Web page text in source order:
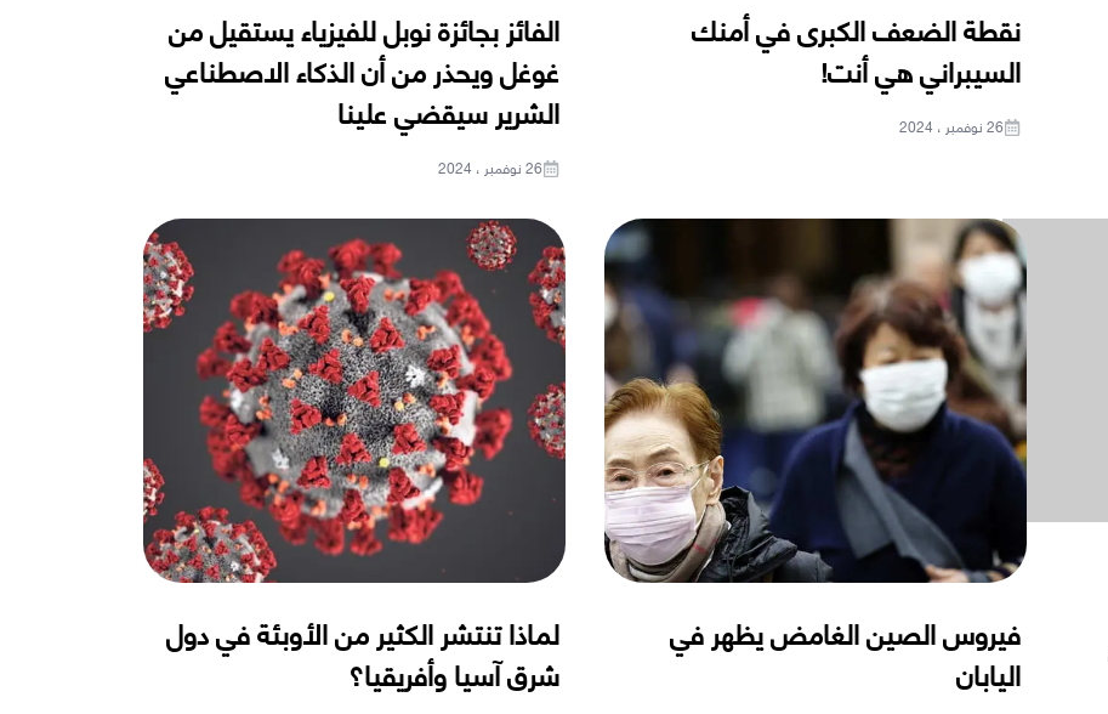
نقطة الضعف الكبرى في أمنك
السيبراني هي أنت!
26 نوفمبر ، 2024
الفائز بجائزة نوبل للفيزياء يستقيل من
غوغل ويحذر من أن الذكاء الاصطناعي
الشرير سيقضي علينا
26 نوفمبر ، 2024
فيروس الصين الغامض يظهر في
اليابان
لماذا تنتشر الكثير من الأوبئة في دول
شرق آسيا وأفريقيا؟